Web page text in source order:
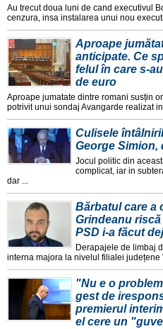
Au trecut doua luni de cand executivul
cenzura, insa instalarea unui nou
Aproape
anticipate. Ce
felul în care s-
de euro
Aproape jumatate dintre romani susțin
potrivit unui sondaj Avangarde realizat
Culisele
George
Jocul politic din
complicat, iar in
dar ...
Bărbatul care a
Grindeanu
PSD i-a făcut
Derapajele de limbaj
interna majora la nivelul filialei județene
"Nu e o
gest de
premierul
el cere un